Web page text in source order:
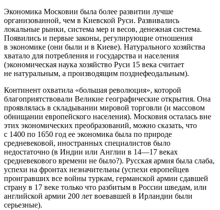
Экономика Московии была более развитии лучше
организованной, чем в Киевской Руси. Развивались
локальные рынки, система мер и ве­сов, денежная система.
Появились и первые законы, регулирующие отно­шения
в экономике (они были и в Киеве). Натурального хозяйства
хватало для потребления и государства и населения
(экономическая наука хозяйство Руси 15 века считает
не натуральным, а производящим позднефеодальным).
Континент охватила «большая революция», которой
благоприятствовали Великие географические открытия. Она
проявлялась в складывании мировой торговли (и массовом
обнищании европейского населения). Московия осталась вне
этих экономических преобразований, можно сказать, что
с 1400 по 1650 год ее экономика была по природе
средневековой, иностранных специалистов было
недостаточно (в Индии или Англии в 14—17 веках
средневекового времени не было?). Русская армия была слаба,
успехи на фронтах незначительны (успехи европейцев
проигравших все войны туркам, германской армии сдавшей
страну в 17 веке только что разбитым в России шведам, или
английской армии 200 лет воевавшей в Ирландии были
серьезные).